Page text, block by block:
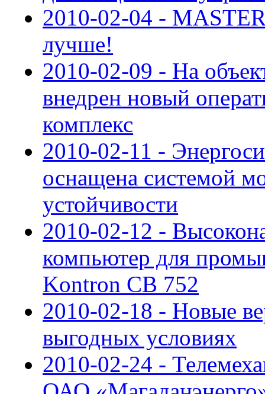
2010-02-04 -
лучше!
2010-02-09 - На
внедрен новый
комплекс
2010-02-11 -
оснащена системой
устойчивости
2010-02-12 -
компьютер для
Kontron CB 752
2010-02-18 - Новые
выгодных условиях
2010-02-24 -